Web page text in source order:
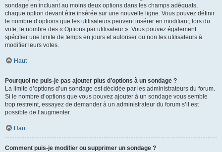
sondage en incluant au moins deux options dans les champs adéquats,
chaque option devant être insérée sur une nouvelle ligne. Vous pouvez définir
le nombre d’options que les utilisateurs peuvent insérer en modifiant, lors du
vote, le nombre des « Options par utilisateur ». Vous pouvez également
spécifier une limite de temps en jours et autoriser ou non les utilisateurs à
modifier leurs votes.
Haut
Pourquoi ne puis-je pas ajouter plus d’options à un sondage ?
La limite d’options d’un sondage est décidée par les administrateurs du forum.
Si le nombre d’options que vous pouvez ajouter à un sondage vous semble
trop restreint, essayez de demander à un administrateur du forum s’il est
possible de l’augmenter.
Haut
Comment puis-je modifier ou supprimer un sondage ?